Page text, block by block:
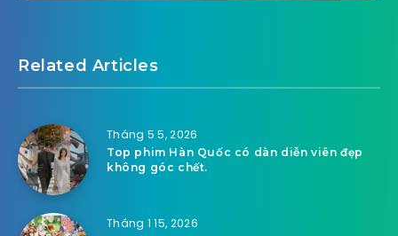
Related Articles
Tháng 5 5, 2026
Top phim Hàn Quốc có dàn diễn viên đẹp
không góc chết.
Tháng 1 15, 2026